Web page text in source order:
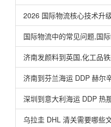
2026 国际物流核心技术升
国际物流中的常见问题,国
济南发颜料到英国,化工品
济南到芬兰海运 DDP 赫尔
深圳到意大利海运 DDP 热
乌拉圭 DHL 清关需要哪些